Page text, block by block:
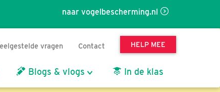
naar vogelbescherming.nl
vragen Contact HELP MEE
Blogs & vlogs In de klas